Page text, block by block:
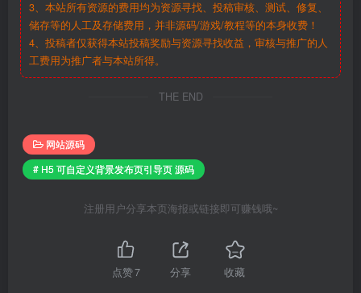
3、本站所有资源的费用均为资源寻找、投稿审核、测试、修复、
储存等的人工及存储费用，并非源码/游戏/教程等的本身收费！
4、投稿者仅获得本站投稿奖励与资源寻找收益，审核与推广的人
工费用为推广者与本站所得。
THE END
网站源码
# H5 可自定义背景发布页引导页 源码
注册用户分享本页海报或链接即可赚钱哦~
点赞7 分享 收藏